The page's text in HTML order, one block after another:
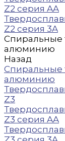
Z2 серия AA
Z2 серия 3A
Спиральные
алюминию
Назад
Спиральные
алюминию
Z3
Z3 серия AA